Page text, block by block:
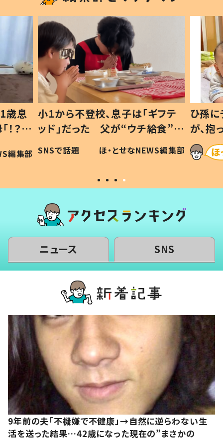
歳息
？」
編集部
小1から不登校、息子は「ギフテ
ッド」だった 父が“ウチ給食”を
作り続ける理由とは #令和の親
#令和の子
SNSで話題 ほ・とせなNEWS編集部
ひ孫
が、
「涙が
い」
ニュース SNS
9年前の夫「不機嫌で不健康」→自然に逆らわない生
活を送った結果…42歳になった現在の”まさかの